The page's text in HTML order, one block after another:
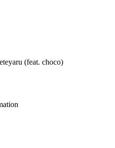
(feat. choco)